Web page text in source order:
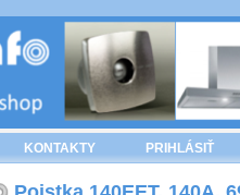
KONTAKTY PRIHLÁSIŤ